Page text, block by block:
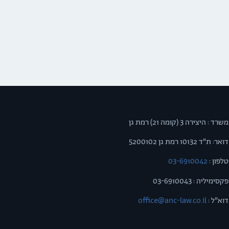
משרד : היצירה 3 (קומה 21) רמת גן
דואר: ת"ד 10132 רמת גן 5200102
טלפון :03-6910042
פקסימיליה : 03-6910043
דוא"ל :office@anc-law.co.il